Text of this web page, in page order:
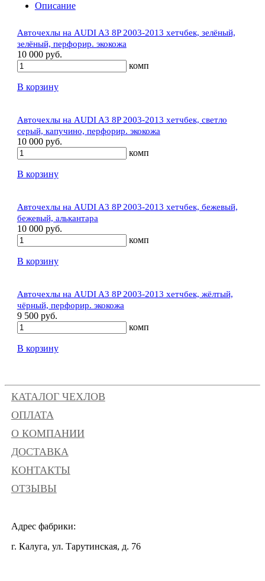
Описание
Авточехлы на AUDI A3 8P 2003-2013 хетчбек, зелёный,
зелёный, перфорир. экокожа
10 000 руб.
комп
В корзину
Авточехлы на AUDI A3 8P 2003-2013 хетчбек, светло
серый, капучино, перфорир. экокожа
10 000 руб.
комп
В корзину
Авточехлы на AUDI A3 8P 2003-2013 хетчбек, бежевый,
бежевый, алькантара
10 000 руб.
комп
В корзину
Авточехлы на AUDI A3 8P 2003-2013 хетчбек, жёлтый,
чёрный, перфорир. экокожа
9 500 руб.
комп
В корзину
КАТАЛОГ ЧЕХЛОВ
ОПЛАТА
О КОМПАНИИ
ДОСТАВКА
КОНТАКТЫ
ОТЗЫВЫ
Адрес фабрики:
г. Калуга, ул. Тарутинская, д. 76